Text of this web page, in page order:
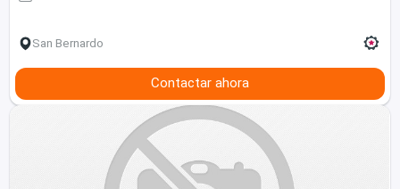
San Bernardo
Contactar ahora